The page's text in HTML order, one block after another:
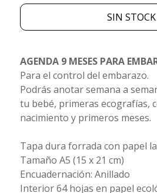
SIN STOCK
AGENDA 9 MESES PARA
Para el control del embarazo.
Podrás anotar semana a
tu bebé, primeras ecografías,
nacimiento y primeros meses.
Tapa dura forrada con papel
Tamaño A5 (15 x 21 cm)
Encuadernación: Anillado
Interior 64 hojas en papel